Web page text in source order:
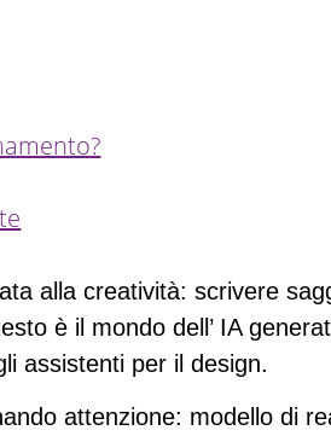
alla creatività: scrivere
è il mondo dell’ IA
assistenti per il design.
attenzione: modello di